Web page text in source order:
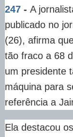
247 - A
publicado no
(26), afirma
tão fraco a 68
um presidente
máquina para
referência a
Ela destacou